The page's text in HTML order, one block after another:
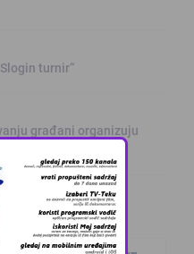
turnir“
građani organizuju